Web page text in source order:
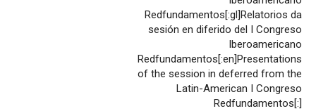
Redfundamentos[:gl]Relatorios da
sesión en diferido del I Congreso
Iberoamericano
Redfundamentos[:en]Presentations
of the session in deferred from the
Latin-American I Congreso
Redfundamentos[:]